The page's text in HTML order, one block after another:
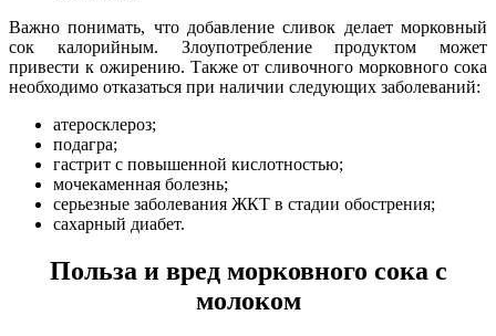
Важно понимать, что добавление сливок делает морковный
сок калорийным. Злоупотребление продуктом может
привести к ожирению. Также от сливочного морковного сока
необходимо отказаться при наличии следующих заболеваний:
атеросклероз;
подагра;
гастрит с повышенной кислотностью;
мочекаменная болезнь;
серьезные заболевания ЖКТ в стадии обострения;
сахарный диабет.
Польза и вред морковного сока с
молоком